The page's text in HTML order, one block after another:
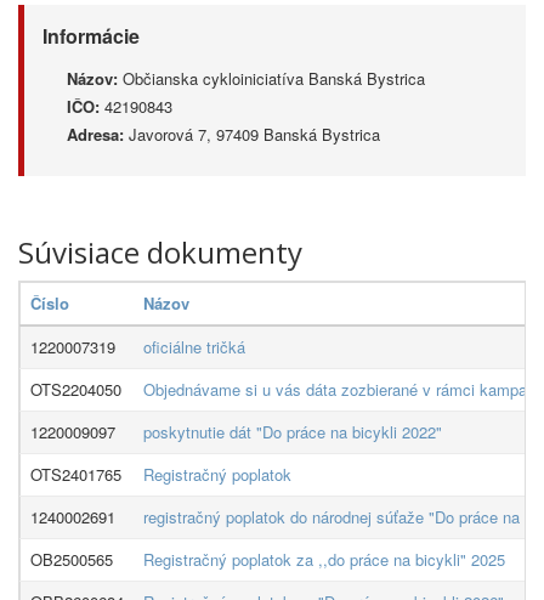
Informácie
Názov: Občianska cykloiniciatíva Banská Bystrica
IČO: 42190843
Adresa: Javorová 7, 97409 Banská Bystrica
Súvisiace dokumenty
Číslo
Názov
1220007319
oficiálne tričká
OTS2204050
Objednávame si u vás dáta zozbierané v rámci
1220009097
poskytnutie dát "Do práce na bicykli 2022"
OTS2401765
Registračný poplatok
1240002691
registračný poplatok do národnej súťaže "Do práce na
OB2500565
Registračný poplatok za ,,do práce na bicykli" 2025